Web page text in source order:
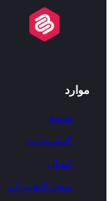
موارد
مدونة
المستندات
اتصال
سجل التغييرات